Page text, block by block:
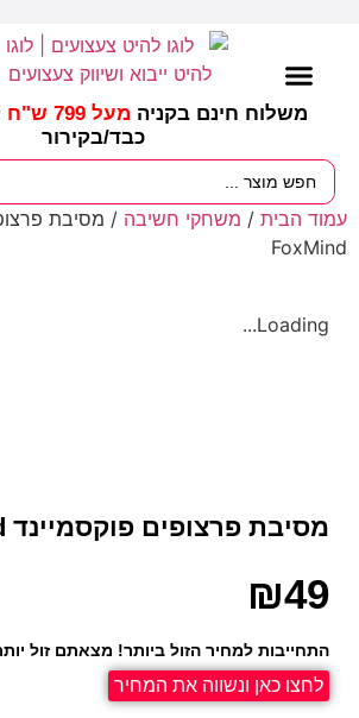
משלוח חינם בקניה מעל 799 ש"ח
כבד/בקירור
עמוד הבית / משחקי חשיבה / מסיבת
FoxMind
Loading...
מסיבת פרצופים פוקסמיינד FoxMind
₪49
התחייבות למחיר הזול ביותר! מצאתם זול
לחצו כאן ונשווה את המחיר